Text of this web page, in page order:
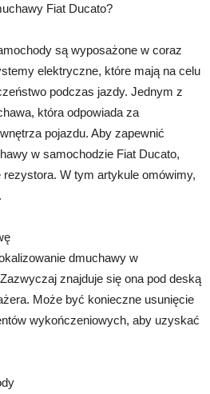
Fiat Ducato?
są wyposażone w coraz
elektryczne, które mają na celu
podczas jazdy. Jednym z
która odpowiada za
pojazdu. Aby zapewnić
w samochodzie Fiat Ducato,
rezystora. W tym artykule omówimy,
dmuchawy w
znajduje się ona pod deską
Może być konieczne usunięcie
wykończeniowych, aby uzyskać